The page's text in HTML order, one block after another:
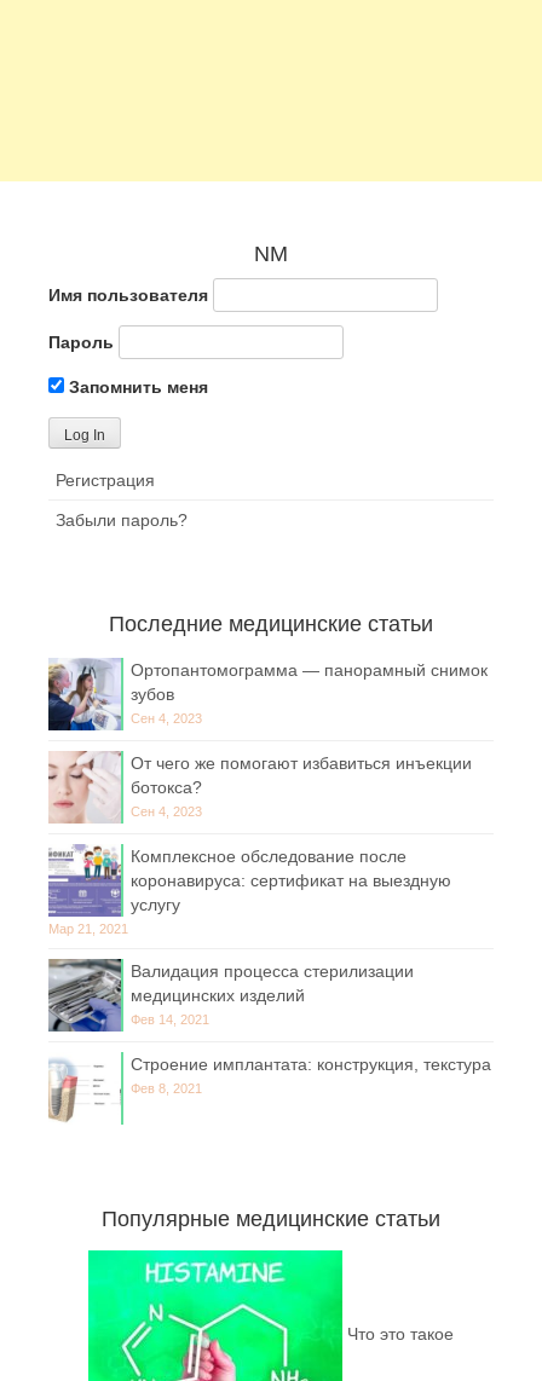
NM
Имя пользователя
Пароль
Запомнить меня
Регистрация
Забыли пароль?
Последние медицинские статьи
Ортопантомограмма — панорамный снимок
зубов
Сен 4, 2023
От чего же помогают избавиться инъекции
ботокса?
Сен 4, 2023
Комплексное обследование после
коронавируса: сертификат на выездную
услугу
Мар 21, 2021
Валидация процесса стерилизации
медицинских изделий
Фев 14, 2021
Строение имплантата: конструкция, текстура
Фев 8, 2021
Популярные медицинские статьи
Что это такое